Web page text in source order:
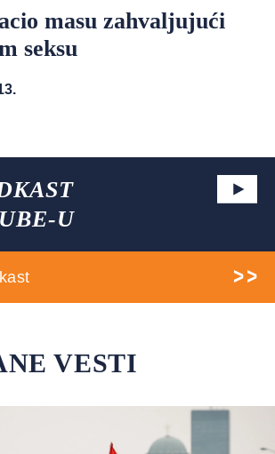
masu zahvaljujući
seksu
U
VESTI